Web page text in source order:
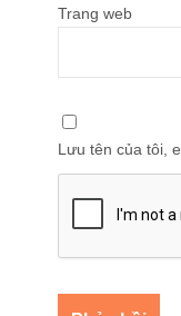
Trang web
Lưu tên của tôi,